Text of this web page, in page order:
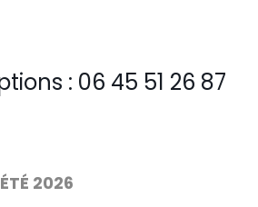
: 06 45 51 26 87
2026